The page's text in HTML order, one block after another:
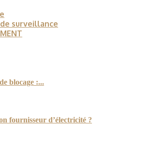
surveillance
blocage :...
fournisseur d’électricité ?